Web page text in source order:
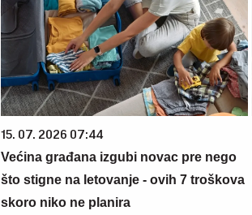
15. 07. 2026 07:44
Većina građana izgubi novac pre nego
što stigne na letovanje - ovih 7 troškova
skoro niko ne planira